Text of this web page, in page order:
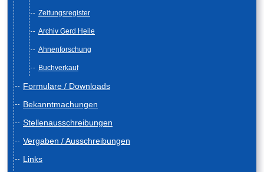
Zeitungsregister
Archiv Gerd Heile
Ahnenforschung
Buchverkauf
Formulare / Downloads
Bekanntmachungen
Stellenausschreibungen
Vergaben / Ausschreibungen
Links